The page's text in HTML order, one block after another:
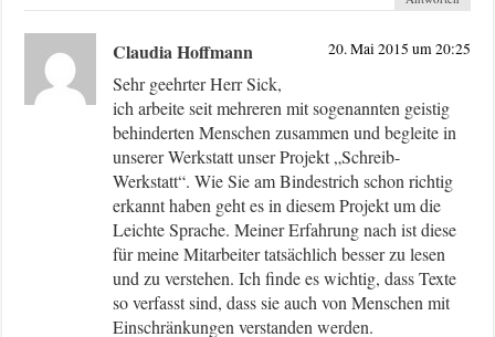
Claudia Hoffmann 20. Mai 2015 um 20:25
Sehr geehrter Herr Sick,
ich arbeite seit mehreren mit sogenannten geistig
behinderten Menschen zusammen und begleite in
unserer Werkstatt unser Projekt „Schreib-
Werkstatt“. Wie Sie am Bindestrich schon richtig
erkannt haben geht es in diesem Projekt um die
Leichte Sprache. Meiner Erfahrung nach ist diese
für meine Mitarbeiter tatsächlich besser zu lesen
und zu verstehen. Ich finde es wichtig, dass Texte
so verfasst sind, dass sie auch von Menschen mit
Einschränkungen verstanden werden.